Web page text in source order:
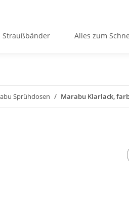
Straußbänder Alles zum
Sprühdosen Marabu Klarlack,